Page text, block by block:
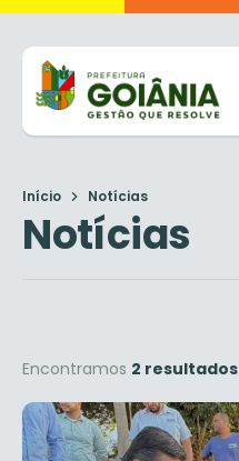
Início Notícias
Notícias
Encontramos 2 resultados